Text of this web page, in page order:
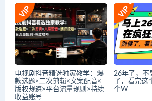
电视剧抖音精选独家教学：爆
款选题×二次剪辑×文案配音×
版权规避×平台流量规则×持续
收益账号
26年了，不
了，看完这
个W